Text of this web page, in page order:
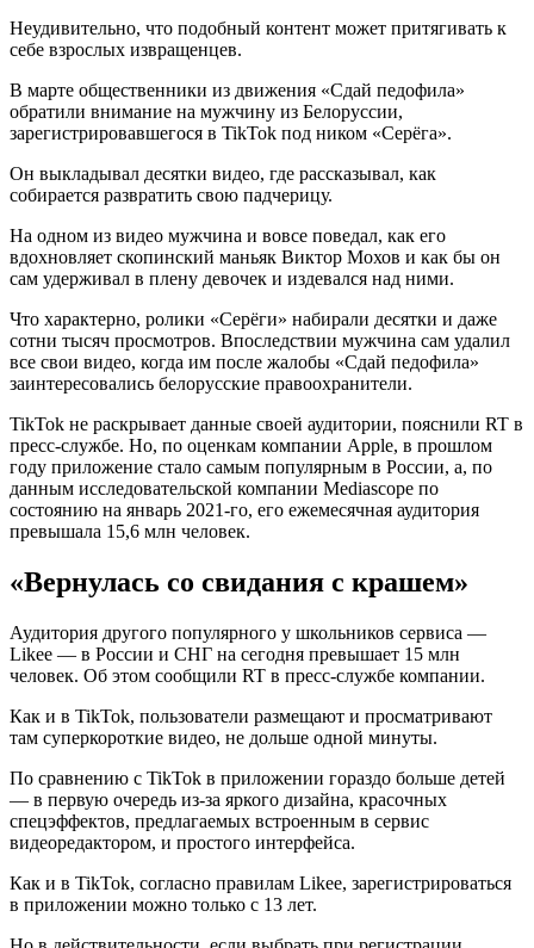
Неудивительно, что подобный контент может притягивать к
себе взрослых извращенцев.
В марте общественники из движения «Сдай педофила»
обратили внимание на мужчину из Белоруссии,
зарегистрировавшегося в TikTok под ником «Серёга».
Он выкладывал десятки видео, где рассказывал, как
собирается развратить свою падчерицу.
На одном из видео мужчина и вовсе поведал, как его
вдохновляет скопинский маньяк Виктор Мохов и как бы он
сам удерживал в плену девочек и издевался над ними.
Что характерно, ролики «Серёги» набирали десятки и даже
сотни тысяч просмотров. Впоследствии мужчина сам удалил
все свои видео, когда им после жалобы «Сдай педофила»
заинтересовались белорусские правоохранители.
TikTok не раскрывает данные своей аудитории, пояснили RT в
пресс-службе. Но, по оценкам компании Apple, в прошлом
году приложение стало самым популярным в России, а, по
данным исследовательской компании Mediascope по
состоянию на январь 2021-го, его ежемесячная аудитория
превышала 15,6 млн человек.
«Вернулась со свидания с крашем»
Аудитория другого популярного у школьников сервиса —
Likee — в России и СНГ на сегодня превышает 15 млн
человек. Об этом сообщили RT в пресс-службе компании.
Как и в TikTok, пользователи размещают и просматривают
там суперкороткие видео, не дольше одной минуты.
По сравнению с TikTok в приложении гораздо больше детей
— в первую очередь из-за яркого дизайна, красочных
спецэффектов, предлагаемых встроенным в сервис
видеоредактором, и простого интерфейса.
Как и в TikTok, согласно правилам Likee, зарегистрироваться
в приложении можно только с 13 лет.